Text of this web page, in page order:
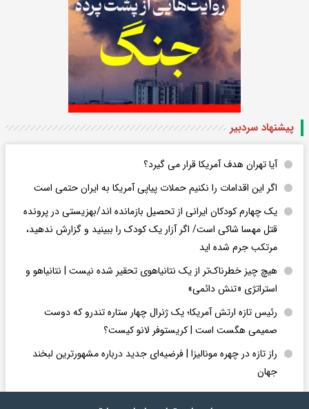
پیشنهاد سردبیر
آیا تهران هدف آمریکا قرار می گیرد؟
اگر این اقدامات را نکنیم حملات پیاپی آمریکا به ایران حتمی است
یک چهارم کودکان ایرانی از تحصیل بازمانده اند/بهزیستی در پرونده
قتل مهسا شاکی است/ اگر آزار یک کودک را ببینید و گزارش ندهید،
مرتکب جرم شده اید
هیچ چیز خطرناک‌تر از یک نتانیاهوی تحقیر شده نیست | نتانیاهو و
استراتژی «تنش دائمی»
رئیس تازه ارتش آمریکا؛ یک ژنرال چهار ستاره تندرو که دوست
صمیمی هگست است | کریستوفر لانو کیست؟
راز تازه در چهره مونالیزا | فرضیه‌ای جدید درباره مشهورترین لبخند
جهان